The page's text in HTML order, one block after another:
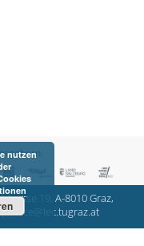
19, A-8010 Graz,
office@lec.tugraz.at
nutzen